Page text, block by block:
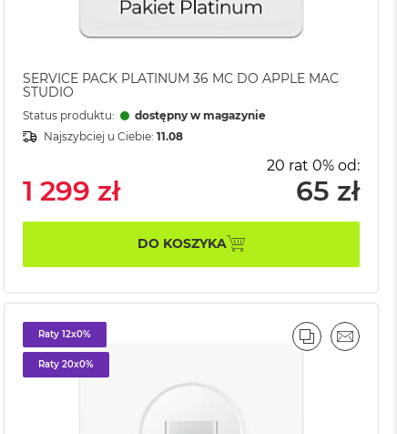
SERVICE PACK PLATINUM 36 MC DO APPLE MAC
STUDIO
Status produktu:
dostępny w magazynie
Najszybciej u Ciebie:11.08
1 299 zł
20 rat 0% od:
65 zł
DO KOSZYKA
Raty 12x0%
Raty 20x0%
PORÓWNAJ
EMAIL